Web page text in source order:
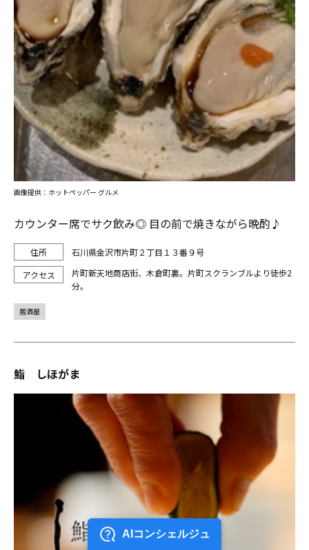
カウンター席でサク飲み◎ 目の前で焼きながら晩酌♪
石川県金沢市片町２丁目１３番９号
片町新天地商店街、木倉町裏。片町スクランブルより徒歩2
分。
画像提供：ホットペッパー グルメ
居酒屋
鮨 しほがま